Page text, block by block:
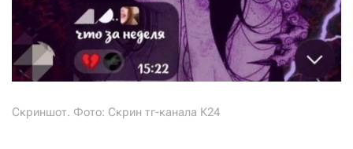
Скриншот. Фото: Скрин тг-канала К24